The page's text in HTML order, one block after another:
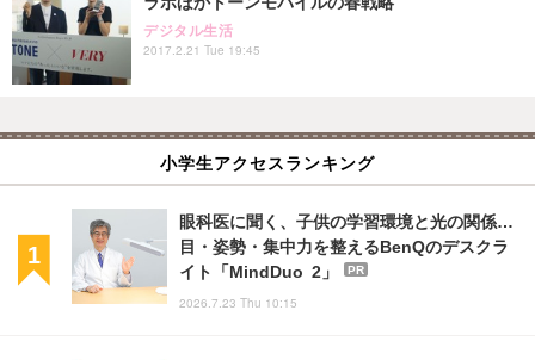
デジタル生活
2017.2.21 Tue 19:45
小学生アクセスランキング
眼科医に聞く、子供の学習環境と光の関係…
目・姿勢・集中力を整えるBenQのデスクラ
イト「MindDuo 2」
PR
2026.7.23 Thu 10:15